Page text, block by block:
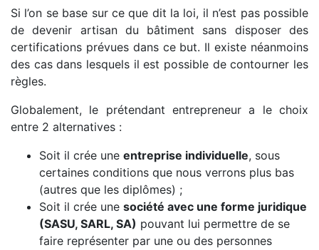
Si l’on se base sur ce que dit la loi, il n’est pas possible
de devenir artisan du bâtiment sans disposer des
certifications prévues dans ce but. Il existe néanmoins
des cas dans lesquels il est possible de contourner les
règles.
Globalement, le prétendant entrepreneur a le choix
entre 2 alternatives :
Soit il crée une entreprise individuelle, sous
certaines conditions que nous verrons plus bas
(autres que les diplômes) ;
Soit il crée une société avec une forme juridique
(SASU, SARL, SA) pouvant lui permettre de se
faire représenter par une ou des personnes